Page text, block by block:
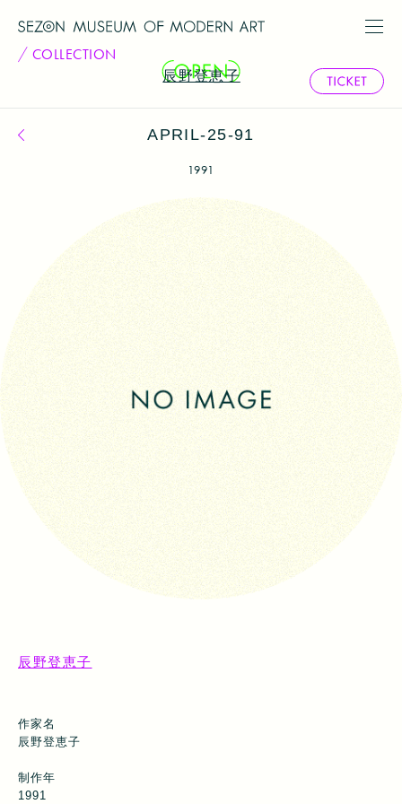
COLLECTION
辰野登恵子
コレクション一覧へ戻るAPRIL-25-91
1991
辰野登恵子
作家名
辰野登恵子
制作年
1991